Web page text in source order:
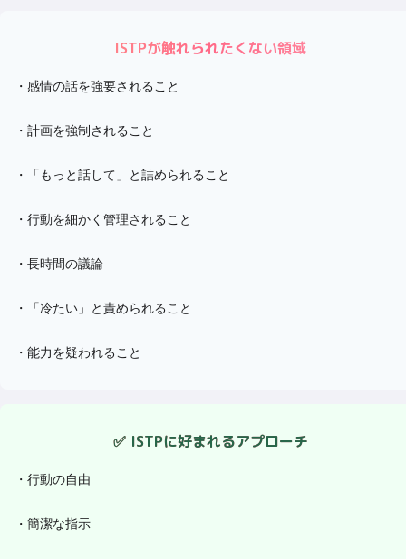
ISTPが触れられたくない領域
・ 感情の話を強要されること
・ 計画を強制されること
・ 「もっと話して」と詰められること
・ 行動を細かく管理されること
・ 長時間の議論
・ 「冷たい」と責められること
・ 能力を疑われること
✅ ISTPに好まれるアプローチ
・ 行動の自由
・ 簡潔な指示